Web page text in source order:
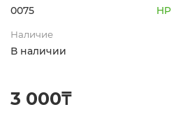
0075 HP
Наличие
В наличии
3 000₸